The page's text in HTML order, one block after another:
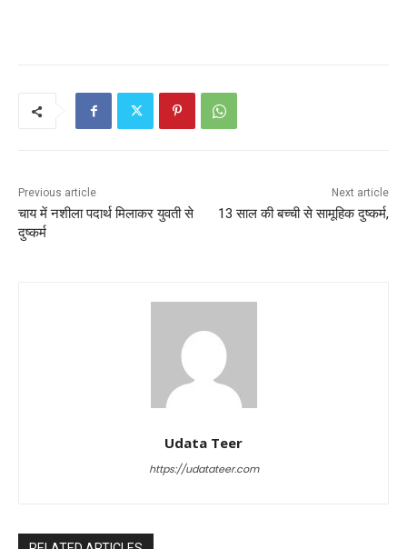
Previous article
चाय में नशीला पदार्थ मिलाकर युवती से
दुष्कर्म
Next article
13 साल की बच्ची से सामूहिक दुष्कर्म,
Udata Teer
https://udatateer.com